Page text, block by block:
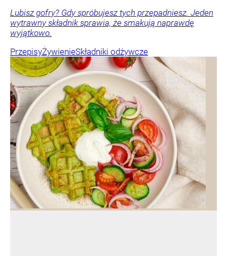
Lubisz gofry? Gdy spróbujesz tych przepadniesz. Jeden
wytrawny składnik sprawia, że smakują naprawdę
wyjątkowo.
PrzepisyŻywienieSkładniki odżywcze